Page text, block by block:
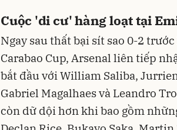
Cuộc 'di cư' hàng loạt tại
Ngay sau thất bại sít sao 0-2
Carabao Cup, Arsenal liên tiếp
bắt đầu với William Saliba,
Gabriel Magalhaes và Leandro
còn dữ dội hơn khi bao gồm